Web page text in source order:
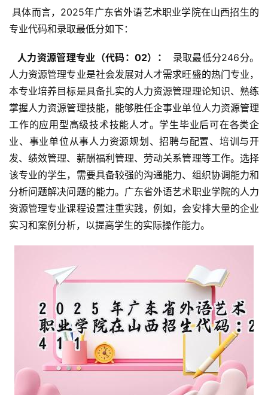
具体而言，2025年广东省外语艺术职业学院在山西招生的
专业代码和录取最低分如下：
  人力资源管理专业（代码：02）：
录取最低分246分。
人力资源管理专业是社会发展对人才需求旺盛的热门专业，
本专业培养目标是具备扎实的人力资源管理理论知识、熟练
掌握人力资源管理技能，能够胜任企事业单位人力资源管理
工作的应用型高级技术技能人才。学生毕业后可在各类企
业、事业单位从事人力资源规划、招聘与配置、培训与开
发、绩效管理、薪酬福利管理、劳动关系管理等工作。选择
该专业的学生，需要具备较强的沟通能力、组织协调能力和
分析问题解决问题的能力。广东省外语艺术职业学院的人力
资源管理专业课程设置注重实践，例如，会安排大量的企业
实习和案例分析，以提高学生的实际操作能力。